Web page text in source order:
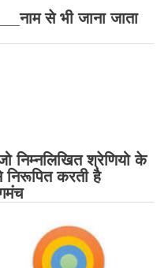
से भी जाना जाता
श्रेणियो के
निरूपित करती है